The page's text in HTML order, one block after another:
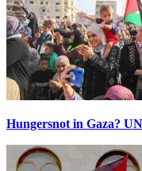
Hungersnot in Gaza?